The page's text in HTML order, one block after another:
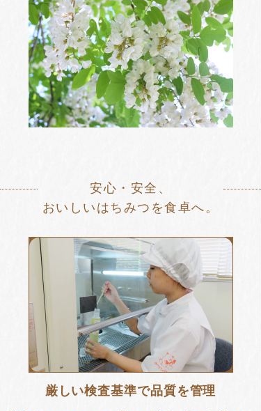
安心・安全、
おいしいはちみつを食卓へ。
厳しい検査基準で品質を管理